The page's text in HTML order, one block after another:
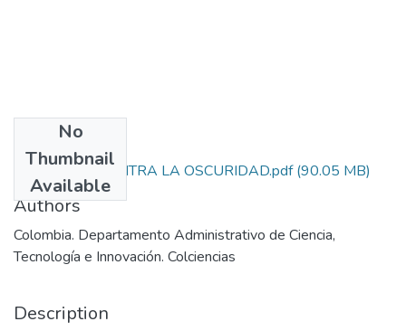
No
Thumbnail
Available
49. CIENCIA CONTRA LA OSCURIDAD.pdf(90.05 MB)
Authors
Colombia. Departamento Administrativo de Ciencia,
Tecnología e Innovación. Colciencias
Description